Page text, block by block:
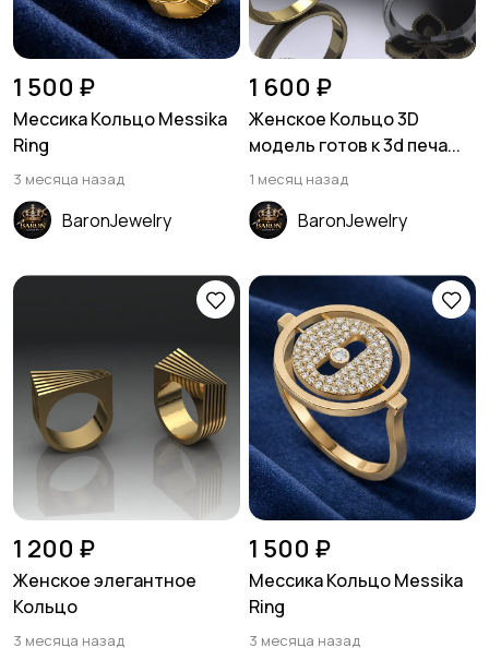
1 500 ₽
Мессика Кольцо Messika
Ring
3 месяца назад
BaronJewelry
1 600 ₽
Женское Кольцо 3D
модель готов к 3d печа...
1 месяц назад
BaronJewelry
1 200 ₽
Женское элегантное
Кольцо
3 месяца назад
1 500 ₽
Мессика Кольцо Messika
Ring
3 месяца назад